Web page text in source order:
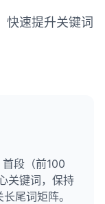
快速提升关键词
段（前100
关键词，保持
尾词矩阵。